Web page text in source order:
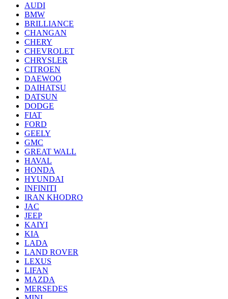
AUDI
BMW
BRILLIANCE
CHANGAN
CHERY
CHEVROLET
CHRYSLER
CITROEN
DAEWOO
DAIHATSU
DATSUN
DODGE
FIAT
FORD
GEELY
GMC
GREAT WALL
HAVAL
HONDA
HYUNDAI
INFINITI
IRAN KHODRO
JAC
JEEP
KAIYI
KIA
LADA
LAND ROVER
LEXUS
LIFAN
MAZDA
MERSEDES